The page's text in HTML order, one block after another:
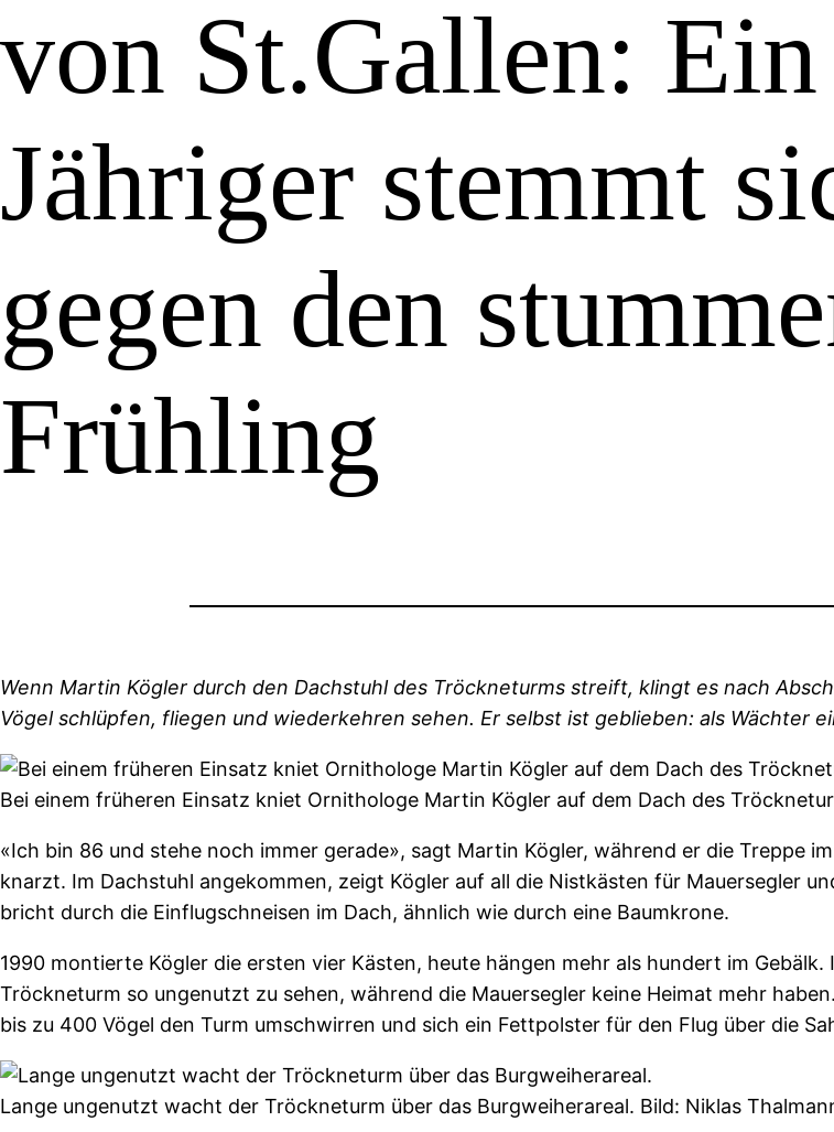
von St.Gallen:
Jähriger stemmt
gegen den
Frühling
Wenn Martin Kögler durch den Dachstuhl des Tröckneturms streift, klingt es nach
Vögel schlüpfen, fliegen und wiederkehren sehen. Er selbst ist geblieben: als Wächter
Bei einem früheren Einsatz kniet Ornithologe Martin Kögler auf dem Dach des
«Ich bin 86 und stehe noch immer gerade», sagt Martin Kögler, während er die Treppe
knarzt. Im Dachstuhl angekommen, zeigt Kögler auf all die Nistkästen für Mauersegler
bricht durch die Einflugschneisen im Dach, ähnlich wie durch eine Baumkrone.
1990 montierte Kögler die ersten vier Kästen, heute hängen mehr als hundert im
Tröckneturm so ungenutzt zu sehen, während die Mauersegler keine Heimat mehr
bis zu 400 Vögel den Turm umschwirren und sich ein Fettpolster für den Flug über die
Lange ungenutzt wacht der Tröckneturm über das Burgweiherareal. Bild: Niklas